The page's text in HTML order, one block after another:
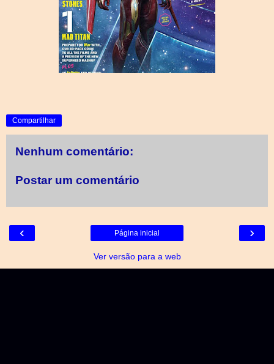
Compartilhar
Nenhum comentário:
Postar um comentário
‹ ›
Página inicial
Ver versão para a web